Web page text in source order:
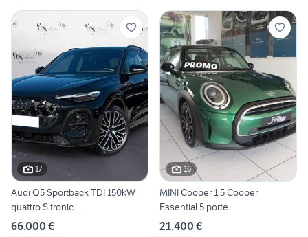
17
Audi Q5 Sportback TDI 150kW
quattro S tronic ...
66.000 €
16
MINI Cooper 1.5 Cooper
Essential 5 porte
21.400 €